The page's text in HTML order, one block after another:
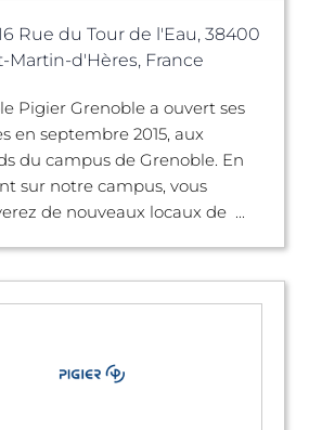
Rue du Tour de l'Eau, 38400
Martin-d'Hères, France
Pigier Grenoble a ouvert ses
en septembre 2015, aux
du campus de Grenoble. En
sur notre campus, vous
de nouveaux locaux de ...